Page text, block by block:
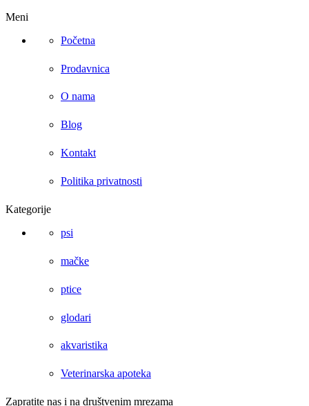
Meni
Početna
Prodavnica
O nama
Blog
Kontakt
Politika privatnosti
Kategorije
psi
mačke
ptice
glodari
akvaristika
Veterinarska apoteka
Zapratite nas i na društvenim mrezama